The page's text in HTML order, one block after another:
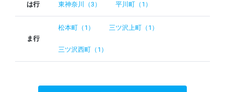
は行 東神奈川（3） 平川町（1）
ま行
松本町（1） 三ツ沢上町（1）
三ツ沢西町（1）